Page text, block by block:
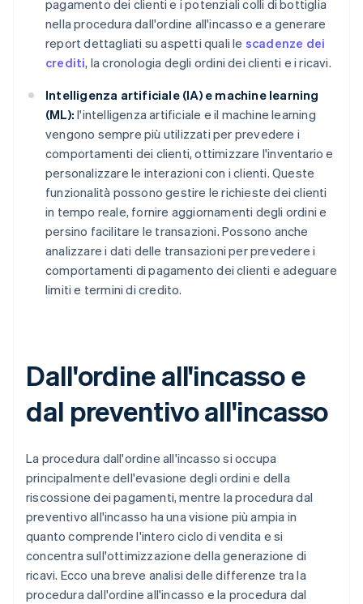
pagamento dei clienti e i potenziali colli di bottiglia
nella procedura dall'ordine all'incasso e a generare
report dettagliati su aspetti quali le scadenze dei
crediti, la cronologia degli ordini dei clienti e i ricavi.
Intelligenza artificiale (IA) e machine learning
(ML): l'intelligenza artificiale e il machine learning
vengono sempre più utilizzati per prevedere i
comportamenti dei clienti, ottimizzare l'inventario e
personalizzare le interazioni con i clienti. Queste
funzionalità possono gestire le richieste dei clienti
in tempo reale, fornire aggiornamenti degli ordini e
persino facilitare le transazioni. Possono anche
analizzare i dati delle transazioni per prevedere i
comportamenti di pagamento dei clienti e adeguare
limiti e termini di credito.
Dall'ordine all'incasso e
dal preventivo all'incasso
La procedura dall'ordine all'incasso si occupa
principalmente dell'evasione degli ordini e della
riscossione dei pagamenti, mentre la procedura dal
preventivo all'incasso ha una visione più ampia in
quanto comprende l'intero ciclo di vendita e si
concentra sull'ottimizzazione della generazione di
ricavi. Ecco una breve analisi delle differenze tra la
procedura dall'ordine all'incasso e la procedura dal